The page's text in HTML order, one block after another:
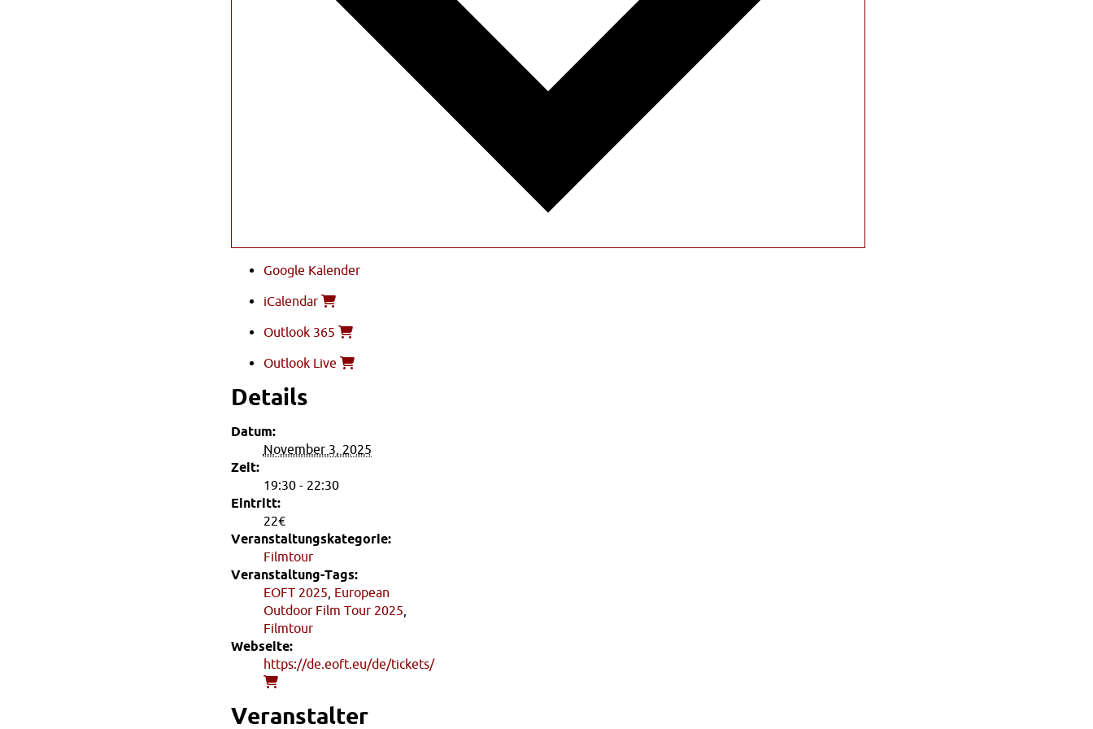
Google Kalender
iCalendar
Outlook 365
Outlook Live
Details
Datum:
November 3, 2025
Zeit:
19:30 - 22:30
Eintritt:
22€
Veranstaltungskategorie:
Filmtour
Veranstaltung-Tags:
EOFT 2025 European
Outdoor Film Tour 2025
Filmtour
Webseite:
https://de.eoft.eu/de/tickets/
Veranstalter